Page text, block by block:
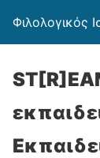
Φιλολογικός